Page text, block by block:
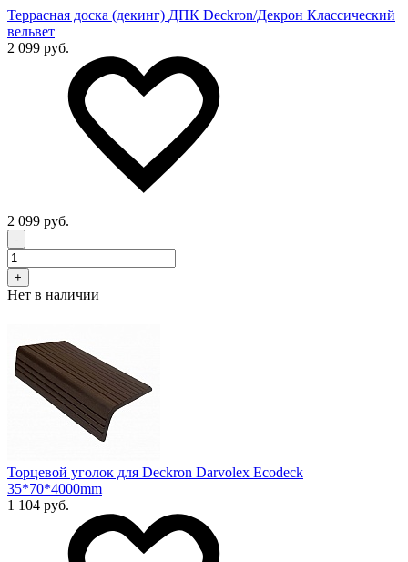
Террасная доска (декинг) ДПК Deckron/Декрон Классический
вельвет
2 099 руб.
2 099 руб.
-
+
Нет в наличии
Торцевой уголок для Deckron Darvolex Ecodeck
35*70*4000mm
1 104 руб.